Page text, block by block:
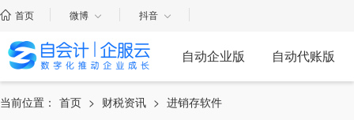
首页 微博 抖音
自动企业版 自动代账版
当前位置： 首页 > 财税资讯 > 进销存软件